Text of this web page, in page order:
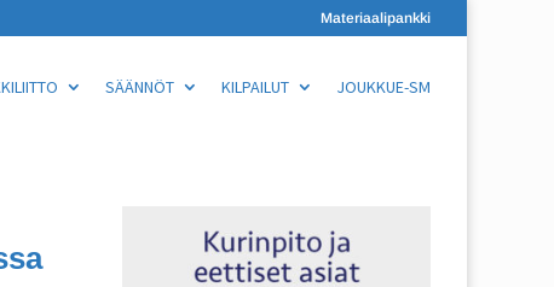
Materiaalipankki
SÄÄNNÖT KILPAILUT JOUKKUE-SM